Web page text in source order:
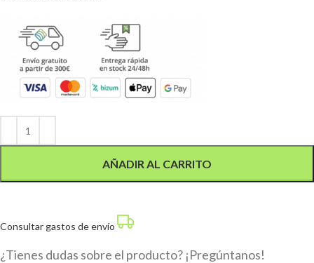
AÑADIR AL CARRITO
Consultar gastos de envío
¿Tienes dudas sobre el producto? ¡Pregúntanos!